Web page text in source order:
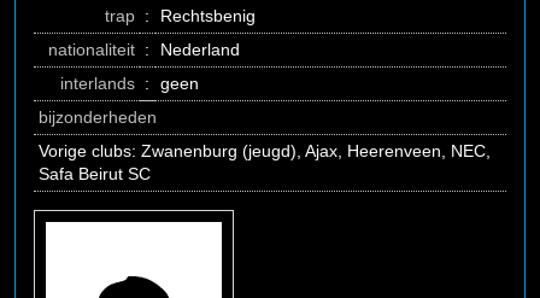
trap :
Rechtsbenig
nationaliteit :
Nederland
interlands :
geen
bijzonderheden
Vorige clubs: Zwanenburg (jeugd), Ajax, Heerenveen, NEC,
Safa Beirut SC